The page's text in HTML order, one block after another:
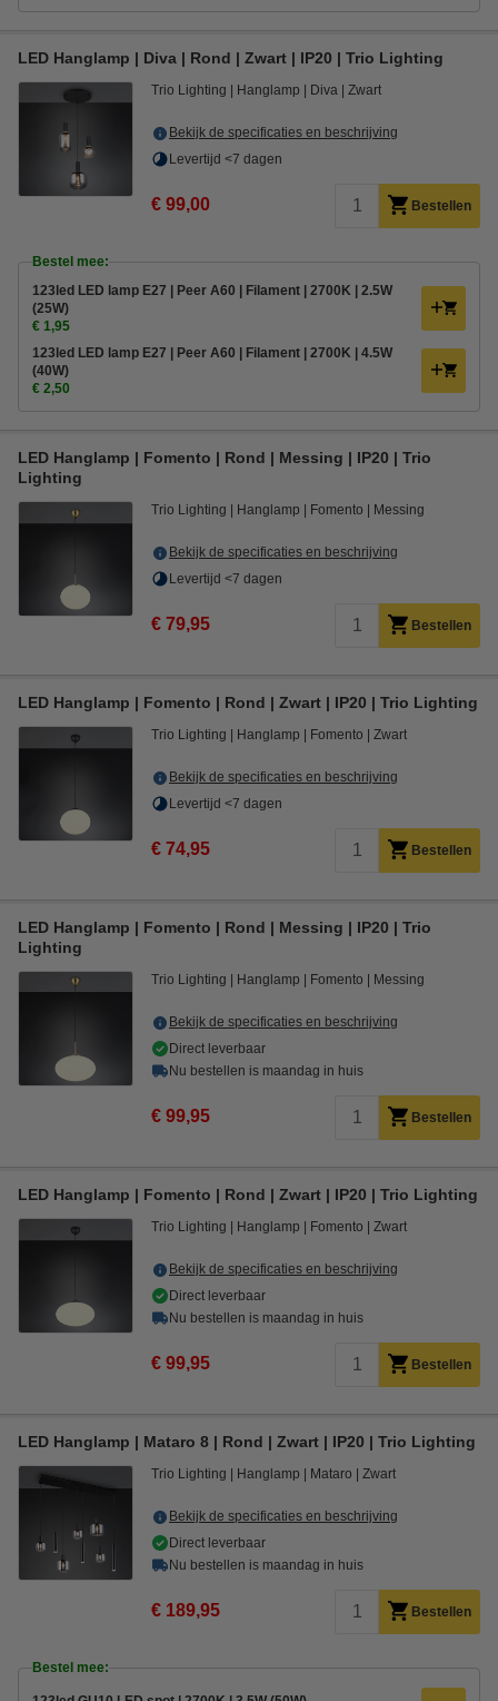
LED Hanglamp | Diva | Rond | Zwart | IP20 | Trio Lighting
Trio Lighting Hanglamp Diva Zwart
Bekijk de specificaties en beschrijving
Levertijd <7 dagen
€ 99,00 Bestellen
Bestel mee:
123led LED lamp E27 | Peer A60 | Filament | 2700K | 2.5W
(25W)
€ 1,95
123led LED lamp E27 | Peer A60 | Filament | 2700K | 4.5W
(40W)
€ 2,50
LED Hanglamp | Fomento | Rond | Messing | IP20 | Trio
Lighting
Trio Lighting Hanglamp Fomento Messing
Bekijk de specificaties en beschrijving
Levertijd <7 dagen
€ 79,95 Bestellen
LED Hanglamp | Fomento | Rond | Zwart | IP20 | Trio Lighting
Trio Lighting Hanglamp Fomento Zwart
Bekijk de specificaties en beschrijving
Levertijd <7 dagen
€ 74,95 Bestellen
LED Hanglamp | Fomento | Rond | Messing | IP20 | Trio
Lighting
Trio Lighting Hanglamp Fomento Messing
Bekijk de specificaties en beschrijving
Direct leverbaar
Nu bestellen is maandag in huis
€ 99,95 Bestellen
LED Hanglamp | Fomento | Rond | Zwart | IP20 | Trio Lighting
Trio Lighting Hanglamp Fomento Zwart
Bekijk de specificaties en beschrijving
Direct leverbaar
Nu bestellen is maandag in huis
€ 99,95 Bestellen
LED Hanglamp | Mataro 8 | Rond | Zwart | IP20 | Trio Lighting
Trio Lighting Hanglamp Mataro Zwart
Bekijk de specificaties en beschrijving
Direct leverbaar
Nu bestellen is maandag in huis
€ 189,95 Bestellen
Bestel mee: